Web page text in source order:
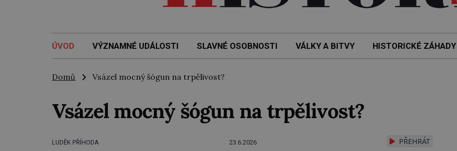
ÚVOD VÝZNAMNÉ UDÁLOSTI SLAVNÉ OSOBNOSTI VÁLKY A BITVY HISTORICKÉ ZÁHADY
Domů Vsázel mocný šógun na trpělivost?
Vsázel mocný šógun na trpělivost?
LUDĚK PŘÍHODA 23.6.2026 PŘEHRÁT